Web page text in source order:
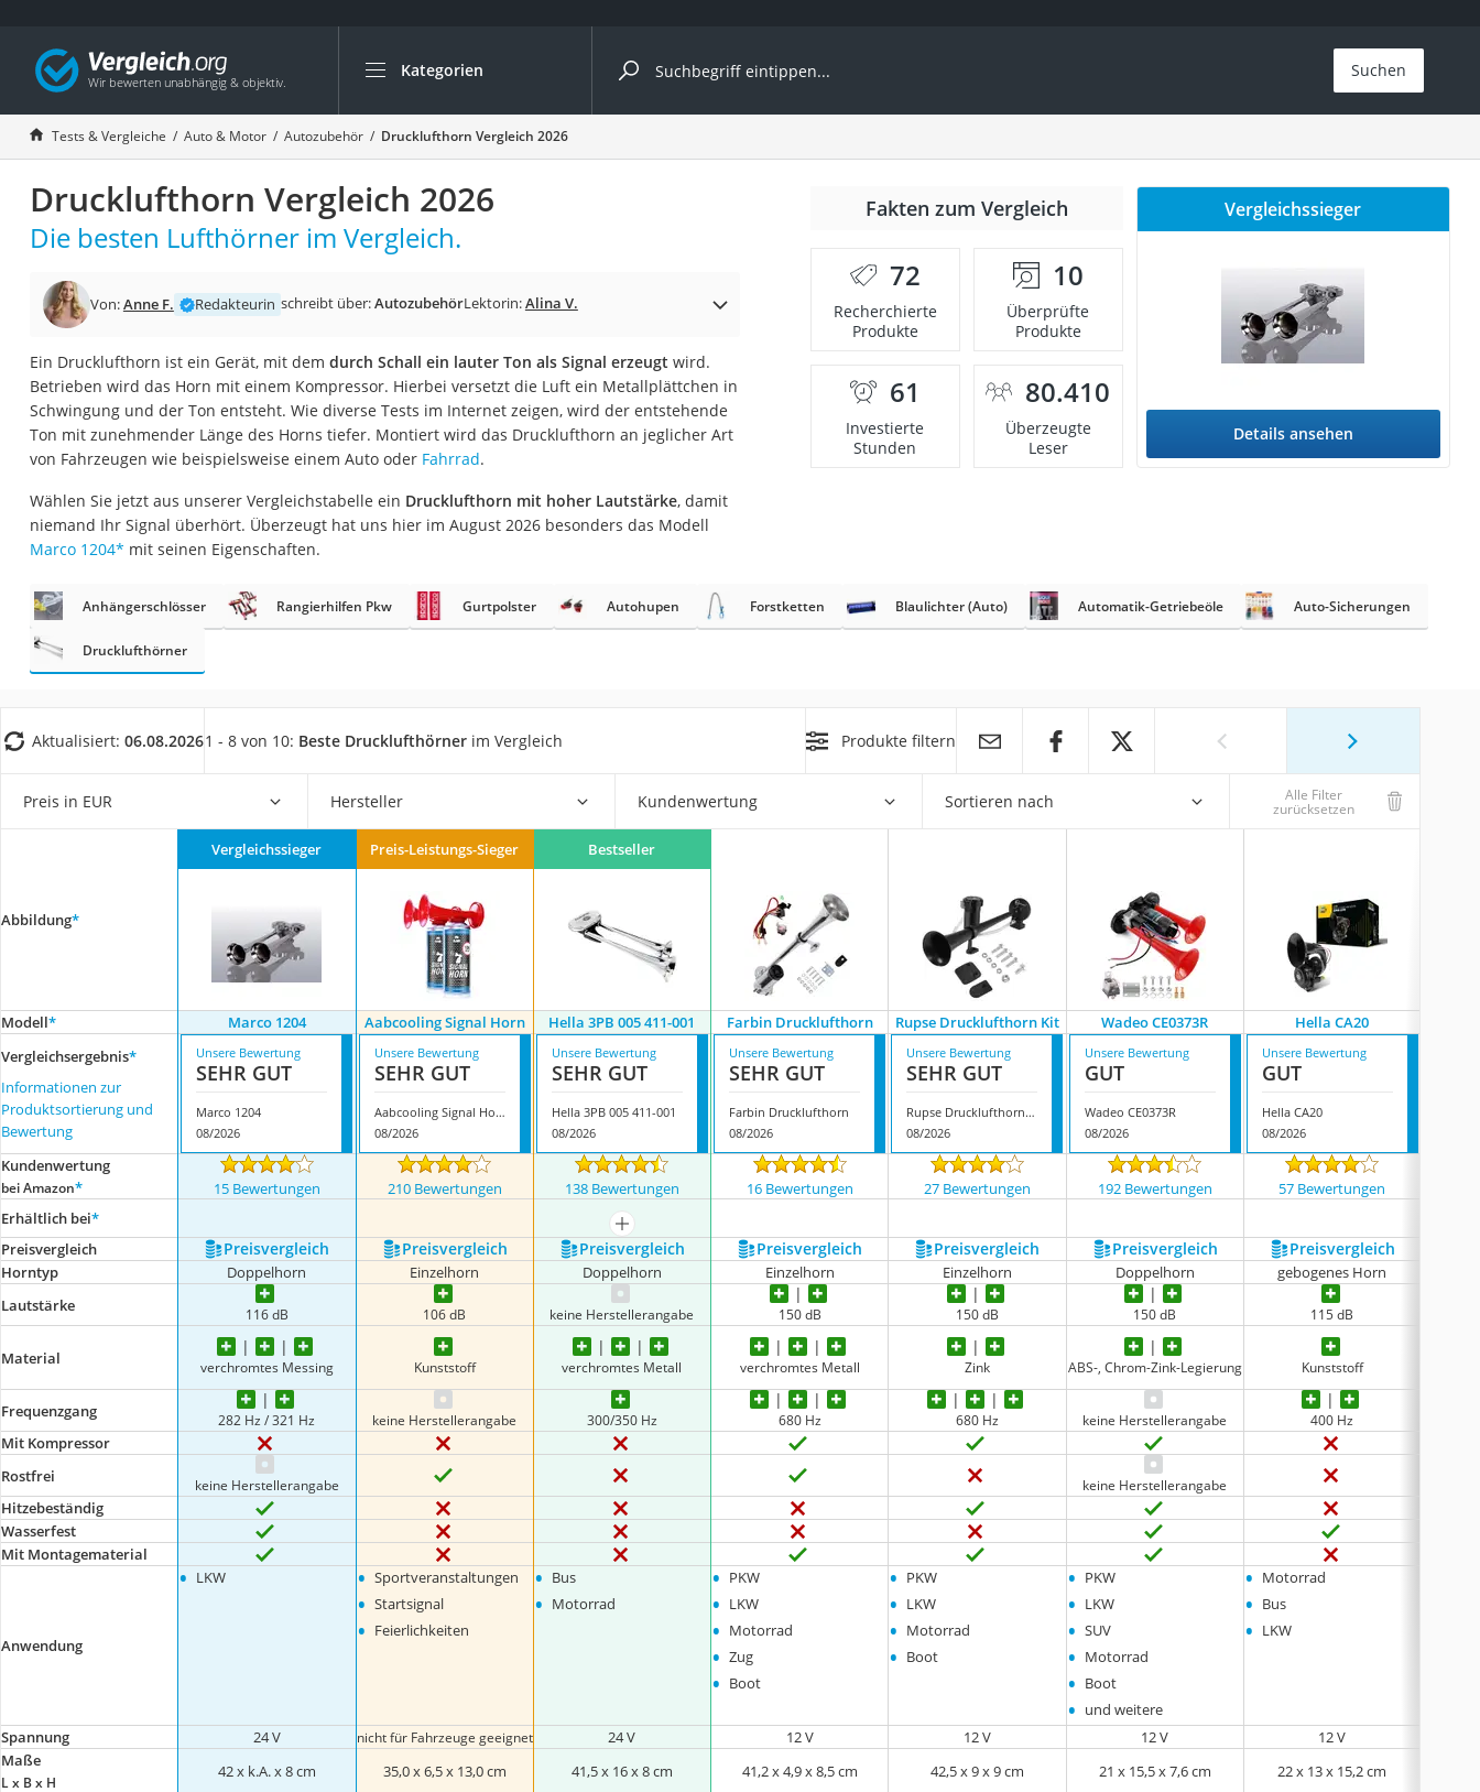
Kategorien
Die beliebtesten Vergleiche nach Kategorie
Auto & Motor
Fahrradträger-Anhängerkupplung (4 Fahrräder)
Fahrradträger
Fahrradträger (Anhängerkupplung)
Fahrradträger 3 Fahrräder
Benzinkanister (20 l)
Fahrradträger E-Bike
Benzinkanister
Marderschreck
AGM-Batterie Wohnmobil
Sommerreifen 205/55 R16
Diesel-Additiv
Wagenheber
Service
Suchen
Tests & Vergleiche Auto & Motor Autozubehör Drucklufthorn Vergleich 2026
Drucklufthorn Vergleich 2026
Die besten Lufthörner im Vergleich.
Von:Anne F. Redakteurin schreibt über:AutozubehörLektorin:Alina V.
Ein Drucklufthorn ist ein Gerät, mit dem durch Schall ein lauter Ton als Signal erzeugt wird.
Betrieben wird das Horn mit einem Kompressor. Hierbei versetzt die Luft ein Metallplättchen in
Schwingung und der Ton entsteht. Wie diverse Tests im Internet zeigen, wird der entstehende
Ton mit zunehmender Länge des Horns tiefer. Montiert wird das Drucklufthorn an jeglicher Art
von Fahrzeugen wie beispielsweise einem Auto oder Fahrrad.
Wählen Sie jetzt aus unserer Vergleichstabelle ein Drucklufthorn mit hoher Lautstärke, damit
niemand Ihr Signal überhört. Überzeugt hat uns hier im August 2026 besonders das Modell
Marco 1204* mit seinen Eigenschaften.
Fakten zum Vergleich
72
Recherchierte
Produkte
10
Überprüfte
Produkte
61
Investierte
Stunden
80.410
Überzeugte
Leser
Vergleichssieger
Details ansehen
Anhängerschlösser Rangierhilfen Pkw Gurtpolster Autohupen Forstketten Blaulichter (Auto) Automatik-Getriebeöle Auto-Sicherungen
Drucklufthörner
Aktualisiert: 06.08.20261 - 8 von 10: Beste Drucklufthörner im Vergleich Produkte filtern
Preis in EUR Hersteller Kundenwertung Sortieren nach Alle Filter
zurücksetzen
Abbildung*
Vergleichssieger Preis-Leistungs-Sieger Bestseller
Modell* Marco 1204 Aabcooling Signal Horn Hella 3PB 005 411-001 Farbin Drucklufthorn Rupse Drucklufthorn Kit Wadeo CE0373R Hella CA20
Vergleichsergebnis*
Informationen zur
Produktsortierung und
Bewertung
Unsere Bewertung
SEHR GUT
Marco 1204
08/2026
Unsere Bewertung
SEHR GUT
Aabcooling Signal Horn
08/2026
Unsere Bewertung
SEHR GUT
Hella 3PB 005 411-001
08/2026
Unsere Bewertung
SEHR GUT
Farbin Drucklufthorn
08/2026
Unsere Bewertung
SEHR GUT
Rupse Drucklufthorn Kit
08/2026
Unsere Bewertung
GUT
Wadeo CE0373R
08/2026
Unsere Bewertung
GUT
Hella CA20
08/2026
Kundenwertung
bei Amazon* 15 Bewertungen 210 Bewertungen 138 Bewertungen 16 Bewertungen 27 Bewertungen 192 Bewertungen 57 Bewertungen
Erhältlich bei*
mehr anzeigen
Preis­vergleich
Preis­vergleich Preis­vergleich Preis­vergleich Preis­vergleich Preis­vergleich Preis­vergleich Preis­vergleich
Horntyp Doppelhorn Einzelhorn Doppelhorn Einzelhorn Einzelhorn Doppelhorn gebogenes Horn
Lautstärke
116 dB 106 dB keine Herstellerangabe 150 dB 150 dB 150 dB 115 dB
Material verchromtes Messing Kunststoff verchromtes Metall verchromtes Metall Zink ABS-, Chrom-Zink-Legierung Kunststoff
Frequenzgang 282 Hz / 321 Hz keine Herstellerangabe 300/350 Hz 680 Hz 680 Hz keine Herstellerangabe 400 Hz
Mit Kompressor
Rostfrei
keine Herstellerangabe keine Herstellerangabe
Hitzebeständig
Wasserfest
Mit Montagematerial
Anwendung
• LKW • Sportveranstaltungen
• Startsignal
• Feierlichkeiten
• Bus
• Motorrad
• PKW
• LKW
• Motorrad
• Zug
• Boot
• PKW
• LKW
• Motorrad
• Boot
• PKW
• LKW
• SUV
• Motorrad
• Boot
• und weitere
• Motorrad
• Bus
• LKW
Spannung 24 V nicht für Fahrzeuge geeignet 24 V 12 V 12 V 12 V
12 V
Maße
L x B x H
42 x k.A. x 8 cm 35,0 x 6,5 x 13,0 cm 41,5 x 16 x 8 cm 41,2 x 4,9 x 8,5 cm 42,5 x 9 x 9 cm 21 x 15,5 x 7,6 cm 22 x 13 x 15,2 cm